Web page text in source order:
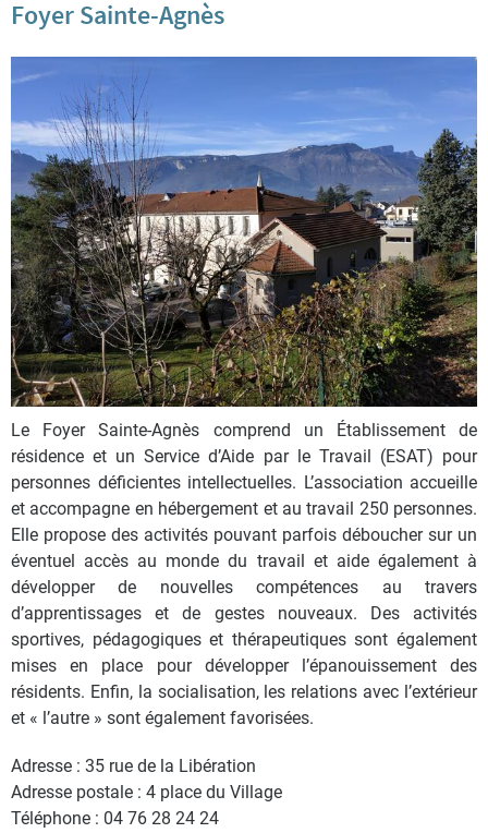
Foyer Sainte-Agnès
Le Foyer Sainte-Agnès comprend un Établissement de
résidence et un Service d’Aide par le Travail (ESAT) pour
personnes déficientes intellectuelles. L’association accueille
et accompagne en hébergement et au travail 250 personnes.
Elle propose des activités pouvant parfois déboucher sur un
éventuel accès au monde du travail et aide également à
développer de nouvelles compétences au travers
d’apprentissages et de gestes nouveaux. Des activités
sportives, pédagogiques et thérapeutiques sont également
mises en place pour développer l’épanouissement des
résidents. Enfin, la socialisation, les relations avec l’extérieur
et « l’autre » sont également favorisées.
Adresse : 35 rue de la Libération
Adresse postale : 4 place du Village
Téléphone : 04 76 28 24 24